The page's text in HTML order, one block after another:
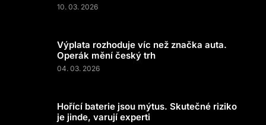
10. 03. 2026
Výplata rozhoduje víc než značka auta.
Operák mění český trh
04. 03. 2026
Hořící baterie jsou mýtus. Skutečné riziko
je jinde, varují experti